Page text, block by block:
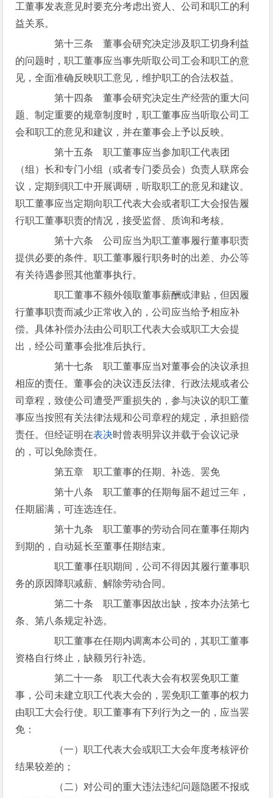
工董事发表意见时要充分考虑出资人、公司和职工的利
益关系。
第十三条 董事会研究决定涉及职工切身利益
的问题时，职工董事应当事先听取公司工会和职工的意
见，全面准确反映职工意见，维护职工的合法权益。
第十四条 董事会研究决定生产经营的重大问
题、制定重要的规章制度时，职工董事应当听取公司工
会和职工的意见和建议，并在董事会上予以反映。
第十五条 职工董事应当参加职工代表团
（组）长和专门小组（或者专门委员会）负责人联席会
议，定期到职工中开展调研，听取职工的意见和建议。
职工董事应当定期向职工代表大会或者职工大会报告履
行职工董事职责的情况，接受监督、质询和考核。
第十六条 公司应当为职工董事履行董事职责
提供必要的条件。职工董事履行职务时的出差、办公等
有关待遇参照其他董事执行。
职工董事不额外领取董事薪酬或津贴，但因履
行董事职责而减少正常收入的，公司应当给予相应补
偿。具体补偿办法由公司职工代表大会或职工大会提
出，经公司董事会批准后执行。
第十七条 职工董事应当对董事会的决议承担
相应的责任。董事会的决议违反法律、行政法规或者公
司章程，致使公司遭受严重损失的，参与决议的职工董
事应当按照有关法律法规和公司章程的规定，承担赔偿
责任。但经证明在表决时曾表明异议并载于会议记录
的，可以免除责任。
第五章 职工董事的任期、补选、罢免
第十八条 职工董事的任期每届不超过三年，
任期届满，可连选连任。
第十九条 职工董事的劳动合同在董事任期内
到期的，自动延长至董事任期结束。
职工董事任职期间，公司不得因其履行董事职
务的原因降职减薪、解除劳动合同。
第二十条 职工董事因故出缺，按本办法第七
条、第八条规定补选。
职工董事在任期内调离本公司的，其职工董事
资格自行终止，缺额另行补选。
第二十一条 职工代表大会有权罢免职工董
事，公司未建立职工代表大会的，罢免职工董事的权力
由职工大会行使。职工董事有下列行为之一的，应当罢
免：
（一）职工代表大会或职工大会年度考核评价
结果较差的；
（二）对公司的重大违法违纪问题隐匿不报或